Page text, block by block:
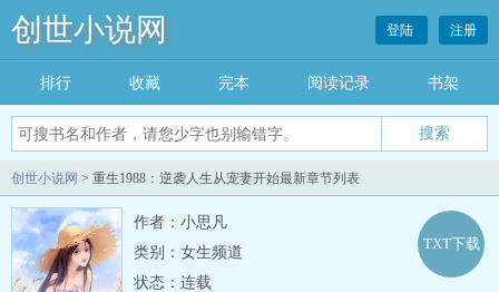
创世小说网 登陆 注册
排行 收藏 完本 阅读记录 书架
创世小说网 > 重生1988：逆袭人生从宠妻开始最新章节列表
作者：小思凡
类别：女生频道
状态：连载
TXT下载